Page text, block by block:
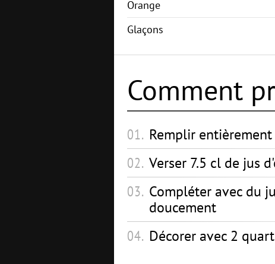
Orange
Glaçons
Comment
Remplir
Verser 7.5 cl de jus
Compléter avec du
doucement
Décorer avec 2